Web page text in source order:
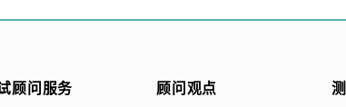
顾问服务 顾问观点